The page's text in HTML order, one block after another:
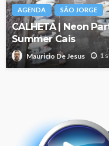
AGENDA SÃO JORGE
CALHETA | Neon
Summer Cais
Mauricio De Jesus 1